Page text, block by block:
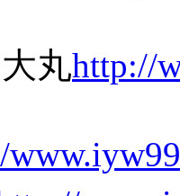
丸http://